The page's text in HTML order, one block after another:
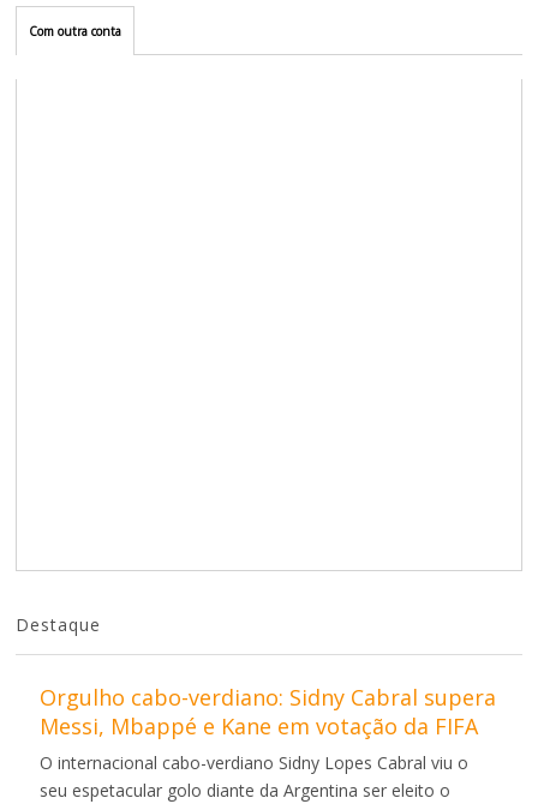
Com outra conta
Destaque
Orgulho cabo-verdiano: Sidny Cabral supera
Messi, Mbappé e Kane em votação da FIFA
O internacional cabo-verdiano Sidny Lopes Cabral viu o
seu espetacular golo diante da Argentina ser eleito o